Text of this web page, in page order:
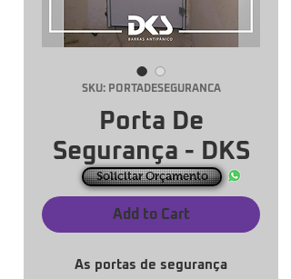
SKU: PORTADESEGURANCA
Porta De
Segurança - DKS
Add to Cart
As portas de segurança
Solicitar Orçamento